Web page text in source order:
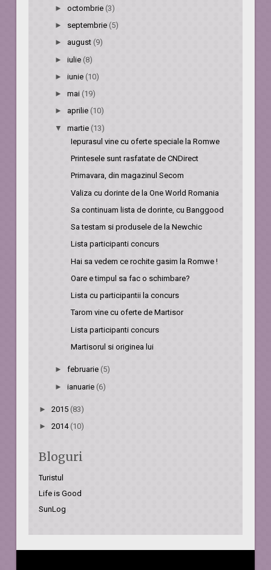
► octombrie (3)
► septembrie (5)
► august (9)
► iulie (8)
► iunie (10)
► mai (19)
► aprilie (10)
▼ martie (13)
Iepurasul vine cu oferte speciale la Romwe
Printesele sunt rasfatate de CNDirect
Primavara, din magazinul Secom
Valiza cu dorinte de la One World Romania
Sa continuam lista de dorinte, cu Banggood
Sa testam si produsele de la Newchic
Lista participanti concurs
Hai sa vedem ce rochite gasim la Romwe !
Oare e timpul sa fac o schimbare?
Lista cu participantii la concurs
Tarom vine cu oferte de Martisor
Lista participanti concurs
Martisorul si originea lui
► februarie (5)
► ianuarie (6)
►2015(83)
►2014 (10)
Bloguri
Turistul
Life is Good
SunLog